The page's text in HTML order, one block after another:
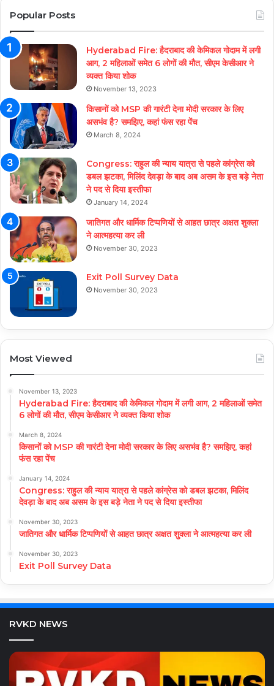
Popular Posts
Hyderabad Fire: हैदराबाद की केमिकल गोदाम में लगी
आग, 2 महिलाओं समेत 6 लोगों की मौत, सीएम केसीआर ने
व्यक्त किया शोक
November 13, 2023
किसानों को MSP की गारंटी देना मोदी सरकार के लिए
असभंव है? समझिए, कहां फंस रहा पेंच
March 8, 2024
Congress: राहुल की न्याय यात्रा से पहले कांग्रेस को
डबल झटका, मिलिंद देवड़ा के बाद अब असम के इस बड़े नेता
ने पद से दिया इस्तीफा
January 14, 2024
जातिगत और धार्मिक टिप्पणियों से आहत छात्र अक्षत शुक्ला
ने आत्महत्या कर ली
November 30, 2023
Exit Poll Survey Data
November 30, 2023
Most Viewed
November 13, 2023
Hyderabad Fire: हैदराबाद की केमिकल गोदाम में लगी आग, 2 महिलाओं समेत
6 लोगों की मौत, सीएम केसीआर ने व्यक्त किया शोक
March 8, 2024
किसानों को MSP की गारंटी देना मोदी सरकार के लिए असभंव है? समझिए, कहां
फंस रहा पेंच
January 14, 2024
Congress: राहुल की न्याय यात्रा से पहले कांग्रेस को डबल झटका, मिलिंद
देवड़ा के बाद अब असम के इस बड़े नेता ने पद से दिया इस्तीफा
November 30, 2023
जातिगत और धार्मिक टिप्पणियों से आहत छात्र अक्षत शुक्ला ने आत्महत्या कर ली
November 30, 2023
Exit Poll Survey Data
RVKD NEWS